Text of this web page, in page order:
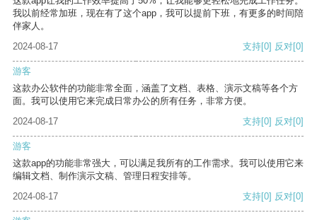
我以前经常加班，现在有了这个app，我可以提前下班，有更多的时间陪
伴家人。
2024-08-17
支持[0] 反对[0]
游客
这款办公软件的功能非常全面，涵盖了文档、表格、演示文稿等各个方
面。我可以使用它来完成日常办公的所有任务，非常方便。
2024-08-17
支持[0] 反对[0]
游客
这款app的功能非常强大，可以满足我所有的工作需求。我可以使用它来
编辑文档、制作演示文稿、管理日程安排等。
2024-08-17
支持[0] 反对[0]